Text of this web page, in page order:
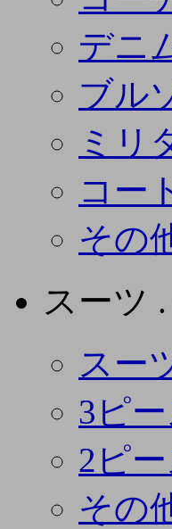
デニ
ブル
ミリ
コー
その
スーツ
スー
3ピー
2ピー
その